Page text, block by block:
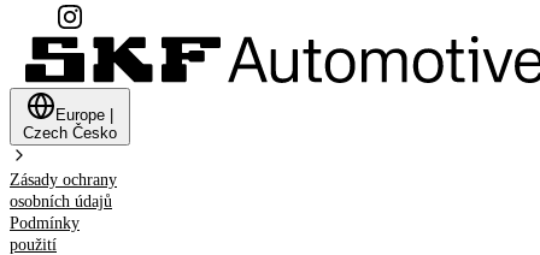
Europe
Czech Česko
Zásady ochrany
osobních údajů
Podmínky
použití